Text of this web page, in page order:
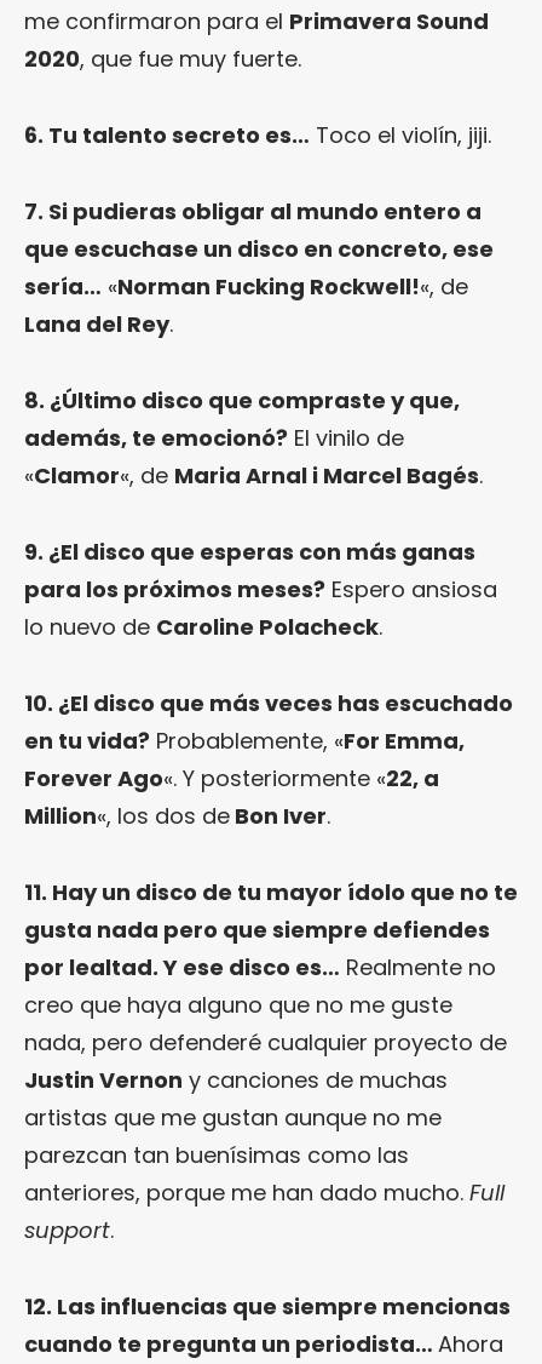
me confirmaron para el Primavera Sound
2020, que fue muy fuerte.
6. Tu talento secreto es… Toco el violín, jiji.
7. Si pudieras obligar al mundo entero a
que escuchase un disco en concreto, ese
sería… «Norman Fucking Rockwell!«, de
Lana del Rey.
8. ¿Último disco que compraste y que,
además, te emocionó? El vinilo de
«Clamor«, de Maria Arnal i Marcel Bagés.
9. ¿El disco que esperas con más ganas
para los próximos meses? Espero ansiosa
lo nuevo de Caroline Polacheck.
10. ¿El disco que más veces has escuchado
en tu vida? Probablemente, «For Emma,
Forever Ago«. Y posteriormente «22, a
Million«, los dos de Bon Iver.
11. Hay un disco de tu mayor ídolo que no te
gusta nada pero que siempre defiendes
por lealtad. Y ese disco es… Realmente no
creo que haya alguno que no me guste
nada, pero defenderé cualquier proyecto de
Justin Vernon y canciones de muchas
artistas que me gustan aunque no me
parezcan tan buenísimas como las
anteriores, porque me han dado mucho. Full
support.
12. Las influencias que siempre mencionas
cuando te pregunta un periodista… Ahora